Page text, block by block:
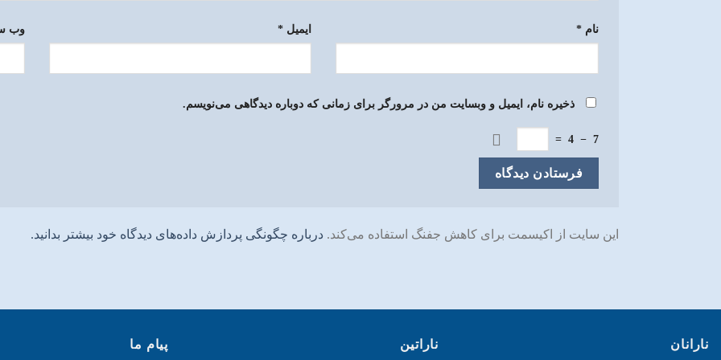
نام * ایمیل * وب‌
ذخیره نام، ایمیل و وبسایت من در مرورگر برای زمانی که دوباره دیدگاهی می‌نویسم.
7
−
4
=
این سایت از اکیسمت برای کاهش جفنگ استفاده می‌کند. درباره چگونگی پردازش داده‌های دیدگاه خود بیشتر بدانید.
نارانان ناراتین پیام ما